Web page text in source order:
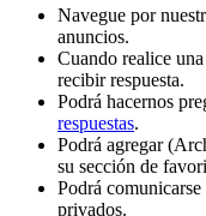
Navegue por
anuncios.
Cuando realice
recibir respuesta.
Podrá hacernos
respuestas.
Podrá agregar
su sección de
Podrá
privados.